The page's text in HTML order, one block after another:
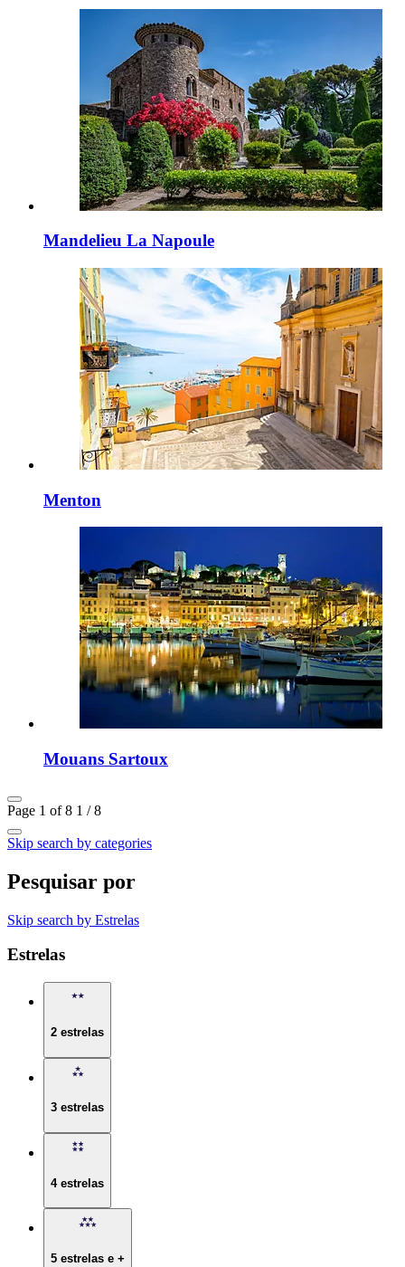
Mandelieu La Napoule
Menton
Mouans Sartoux
Page 1 of 8 1 / 8
Skip search by categories
Pesquisar por
Skip search by Estrelas
Estrelas
2 estrelas
3 estrelas
4 estrelas
5 estrelas e +